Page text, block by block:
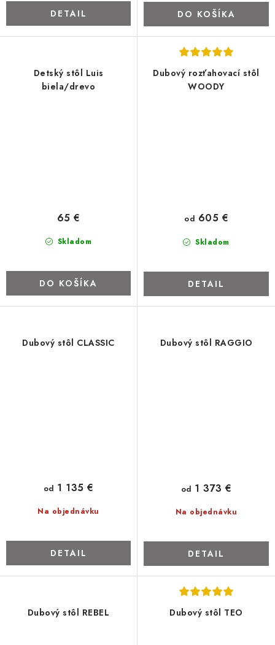
DETAIL DO KOŠÍKA
Detský stôl Luis
biela/drevo
Skladom
65 €
DO KOŠÍKA
Dubový rozťahovací stôl
WOODY
Skladom
od 605 €
DETAIL
Dubový stôl CLASSIC
Na objednávku
od 1 135 €
DETAIL
Dubový stôl RAGGIO
Na objednávku
od 1 373 €
DETAIL
Dubový stôl REBEL Dubový stôl TEO